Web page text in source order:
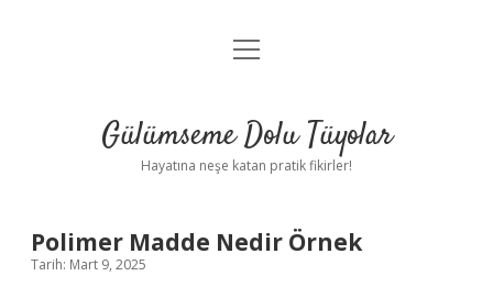
Anasayfa
Yasal Uyarı
menüyü
Gülümseme Dolu Tüyolar
Hayatına neşe katan pratik fikirler!
Polimer Madde Nedir Örnek
Tarih: Mart 9, 2025